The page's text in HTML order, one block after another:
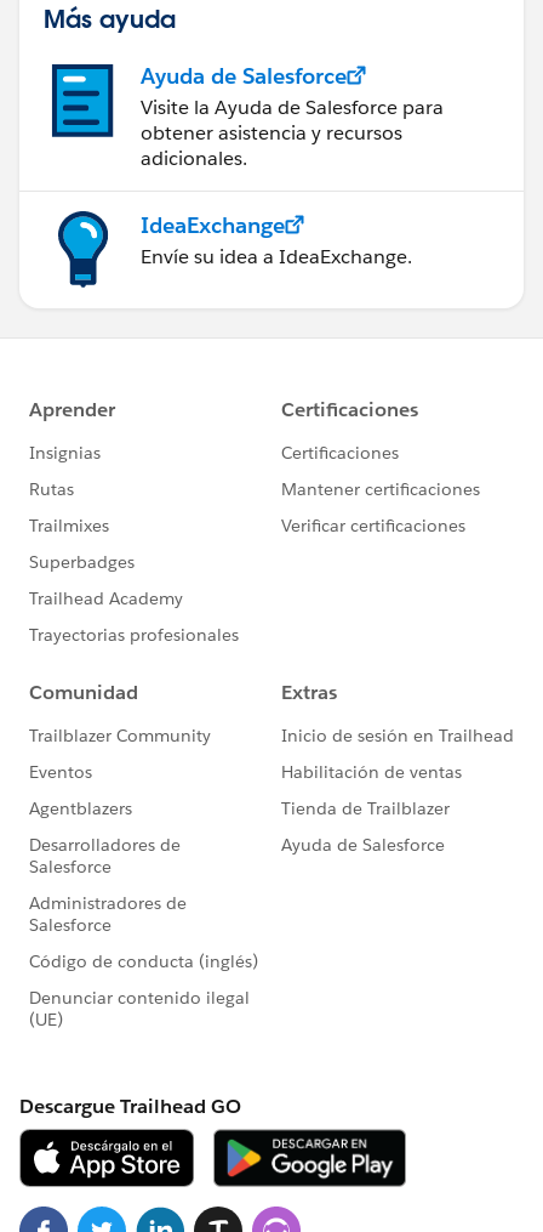
Más ayuda
Ayuda de Salesforce
Visite la Ayuda de Salesforce para
obtener asistencia y recursos
adicionales.
IdeaExchange
Envíe su idea a IdeaExchange.